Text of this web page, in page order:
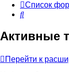
Список
Поиск
Активные
Перейти к